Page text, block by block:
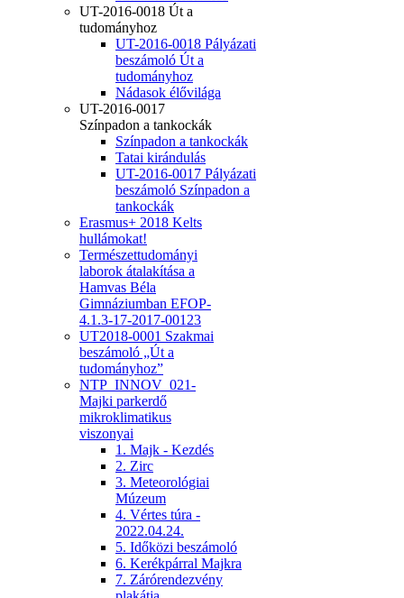
UT-2016-0018 Út a
tudományhoz
UT-2016-0018 Pályázati
beszámoló Út a
tudományhoz
Nádasok élővilága
UT-2016-0017
Színpadon a tankockák
Színpadon a tankockák
Tatai kirándulás
UT-2016-0017 Pályázati
beszámoló Színpadon a
tankockák
Erasmus+ 2018 Kelts
hullámokat!
Természettudományi
laborok átalakítása a
Hamvas Béla
Gimnáziumban EFOP-
4.1.3-17-2017-00123
UT2018-0001 Szakmai
beszámoló „Út a
tudományhoz”
NTP_INNOV_021-
Majki parkerdő
mikroklimatikus
viszonyai
1. Majk - Kezdés
2. Zirc
3. Meteorológiai
Múzeum
4. Vértes túra -
2022.04.24.
5. Időközi beszámoló
6. Kerékpárral Majkra
7. Zárórendezvény